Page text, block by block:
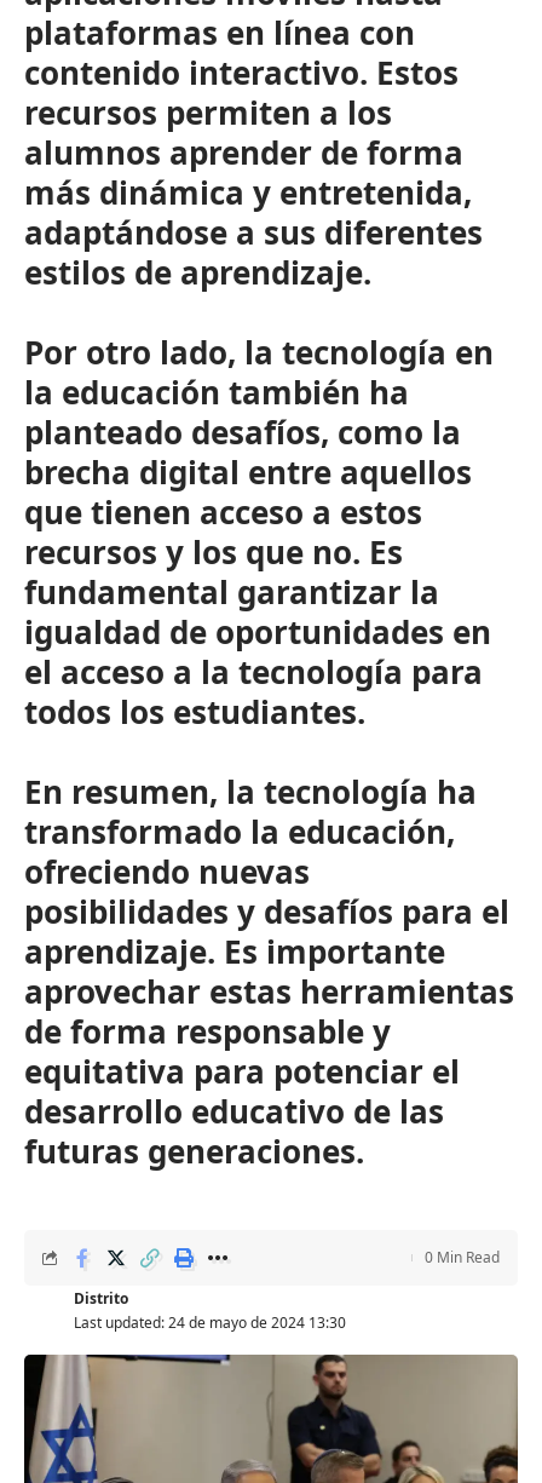
plataformas en línea con
contenido interactivo. Estos
recursos permiten a los
alumnos aprender de forma
más dinámica y entretenida,
adaptándose a sus diferentes
estilos de aprendizaje.
Por otro lado, la tecnología en
la educación también ha
planteado desafíos, como la
brecha digital entre aquellos
que tienen acceso a estos
recursos y los que no. Es
fundamental garantizar la
igualdad de oportunidades en
el acceso a la tecnología para
todos los estudiantes.
En resumen, la tecnología ha
transformado la educación,
ofreciendo nuevas
posibilidades y desafíos para el
aprendizaje. Es importante
aprovechar estas herramientas
de forma responsable y
equitativa para potenciar el
desarrollo educativo de las
futuras generaciones.
Last updated: 24 de mayo de 2024 13:30
Distrito
0 Min Read